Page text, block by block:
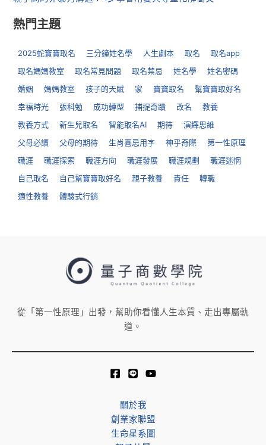
熱門主題
2025蛇寶寶取名 三分鐘姓名學 人生劇本 取名
取名app
取名媽媽教室
取名常見問題 取名禁忌 姓名學
姓名密碼
婚姻
媽媽教室 孩子的天賦 家 寶寶取名
幫寶寶取好名
幸福時光
張科勉 成功轉型 捕捉奇蹟 改名
教養
教養方式
新生兒取名 智能取名AI 期待
演繹思維
父母必讀
父母的期待 生肖喜忌用字 神乎奇際
第一性原理
職涯
職涯探索 職涯方向 職涯發展 職涯規劃
職涯迷惘
自己取名
自己幫寶寶取好名 親子教養 責任
轉職
適性教養
體驗式行銷
從「第一性原理」出發，幫助你看懂人生本質、走出專屬軌
道。
關於我
創業家聯盟
生命星系圖